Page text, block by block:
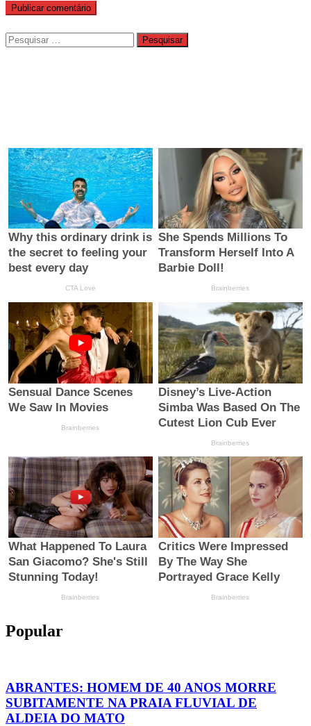
Pesquisar
por:
Popular
ABRANTES: HOMEM DE 40 ANOS MORRE
SUBITAMENTE NA PRAIA FLUVIAL DE
ALDEIA DO MATO